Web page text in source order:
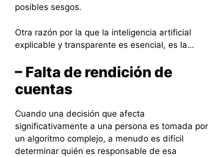
posibles sesgos.
Otra razón por la que la inteligencia artificial
explicable y transparente es esencial, es la…
– Falta de rendición de
cuentas
Cuando una decisión que afecta
significativamente a una persona es tomada por
un algoritmo complejo, a menudo es difícil
determinar quién es responsable de esa